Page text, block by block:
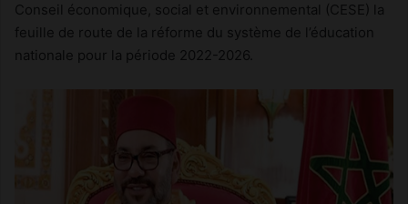
Conseil économique, social et environnemental (CESE) la
feuille de route de la réforme du système de l’éducation
nationale pour la période 2022-2026.